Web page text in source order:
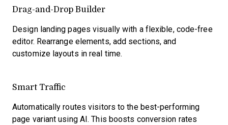
Drag-and-Drop Builder
Design landing pages visually with a flexible, code-free
editor. Rearrange elements, add sections, and
customize layouts in real time.
Smart Traffic
Automatically routes visitors to the best-performing
page variant using AI. This boosts conversion rates